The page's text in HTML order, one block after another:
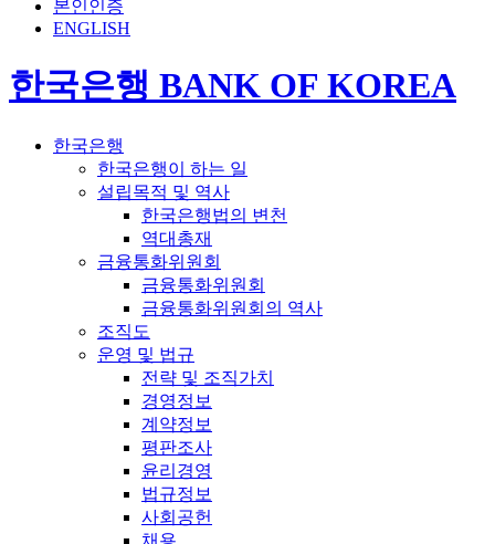
본인인증
ENGLISH
한국은행 BANK OF KOREA
한국은행
한국은행이 하는 일
설립목적 및 역사
한국은행법의 변천
역대총재
금융통화위원회
금융통화위원회
금융통화위원회의 역사
조직도
운영 및 법규
전략 및 조직가치
경영정보
계약정보
평판조사
윤리경영
법규정보
사회공헌
채용